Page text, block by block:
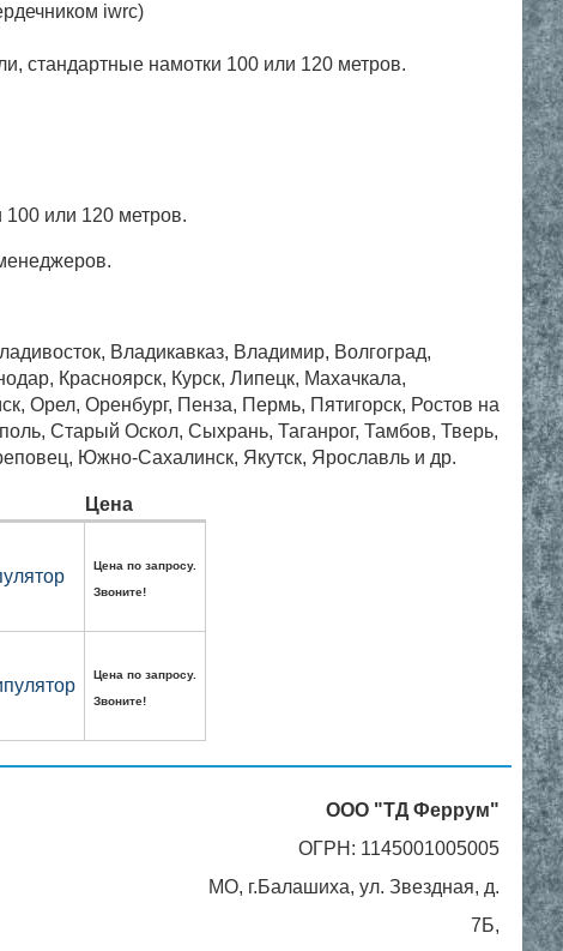
iwrc)
стандартные намотки 100 или 120 метров.
100 или 120 метров.
Владикавказ, Владимир, Волгоград,
Красноярск, Курск, Липецк, Махачкала,
Орел, Оренбург, Пенза, Пермь, Пятигорск, Ростов на
Старый Оскол, Сыхрань, Таганрог, Тамбов, Тверь,
Южно-Сахалинск, Якутск, Ярославль и др.
Цена
Цена по запросу.
Звоните!
Цена по запросу.
Звоните!
ООО "ТД Феррум"
ОГРН: 1145001005005
МО, г.Балашиха, ул. Звездная, д.
7Б,